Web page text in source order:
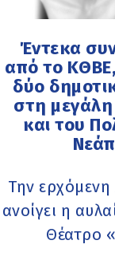
Έντεκα
από το
δύο
στη
και του
Την
ανοίγει η
Θέατρο